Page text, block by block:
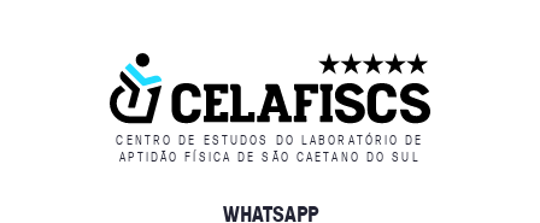
CENTRO DE ESTUDOS DO LABORATÓRIO DE
APTIDÃO FÍSICA DE SÃO CAETANO DO SUL
WHATSAPP